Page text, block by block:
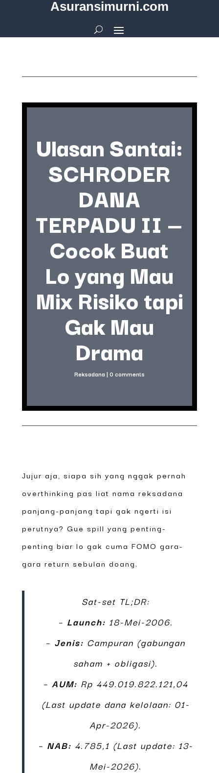
Asuransimurni.com
Ulasan Santai:
SCHRODER
DANA
TERPADU II —
Cocok Buat
Lo yang Mau
Mix Risiko tapi
Gak Mau
Drama
Reksadana | 0 comments
Jujur aja, siapa sih yang nggak pernah
overthinking pas liat nama reksadana
panjang-panjang tapi gak ngerti isi
perutnya? Gue spill yang penting-
penting biar lo gak cuma FOMO gara-
gara return sebulan doang.
Sat-set TL;DR:
– Launch: 18-Mei-2006.
– Jenis: Campuran (gabungan
saham + obligasi).
– AUM: Rp 449.019.822.121,04
(Last update dana kelolaan: 01-
Apr-2026).
– NAB: 4.785,1 (Last update: 13-
Mei-2026).